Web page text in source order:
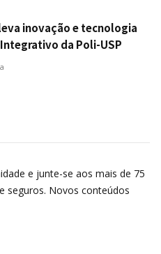
inovação e tecnologia
da Poli-USP
e junte-se aos mais de 75
seguros. Novos conteúdos